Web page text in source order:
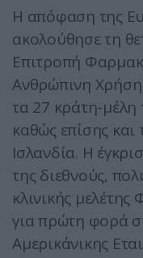
Η απόφαση της
ακολούθησε τη
Επιτροπή
Ανθρώπινη Χρήση
τα 27 κράτη-
καθώς επίσης
Ισλανδία. Η
της διεθνούς,
κλινικής
για πρώτη φορά
Αμερικάνικης